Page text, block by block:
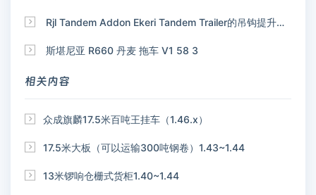
 Rjl Tandem Addon Ekeri Tandem Trailer的吊钩提升附加装置
 斯堪尼亚 R660 丹麦 拖车 V1 58 3
相关内容
 众成旗麟17.5米百吨王挂车（1.46.x）
 17.5米大板（可以运输300吨钢卷）1.43~1.44
 13米锣响仓栅式货柜1.40~1.44